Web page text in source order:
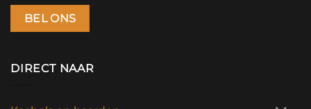
BEL ONS
DIRECT NAAR